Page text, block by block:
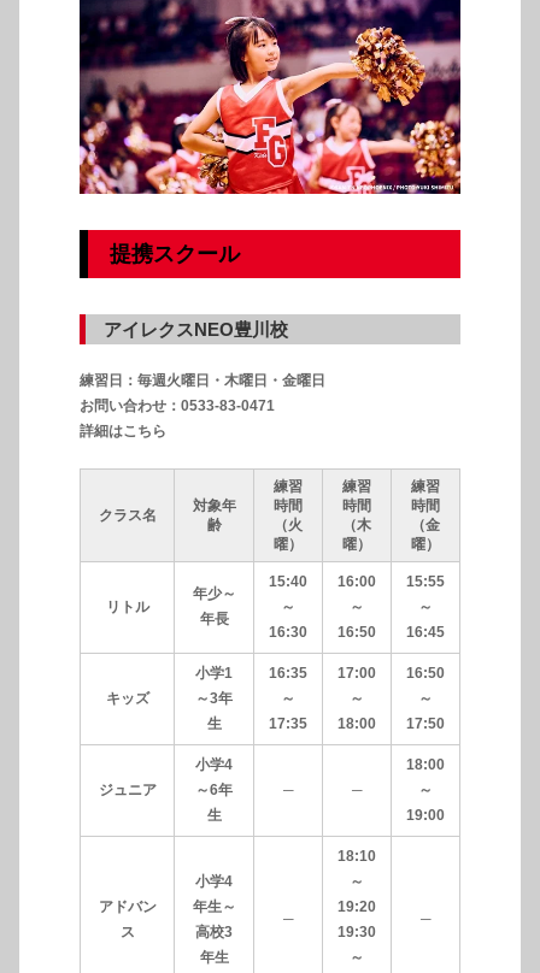
提携スクール
アイレクスNEO豊川校
練習日：毎週火曜日・木曜日・金曜日
お問い合わせ：0533-83-0471
詳細はこちら
クラス名
対象年
齢
練習
時間
（火
曜）
練習
時間
（木
曜）
練習
時間
（金
曜）
リトル
年少～
年長
15:40
～
16:30
16:00
～
16:50
15:55
～
16:45
キッズ
小学1
～3年
生
16:35
～
17:35
17:00
～
18:00
16:50
～
17:50
ジュニア
小学4
～6年
生
─ ─
18:00
～
19:00
アドバン
ス
小学4
年生～
高校3
年生
─
18:10
～
19:20
19:30
～
─